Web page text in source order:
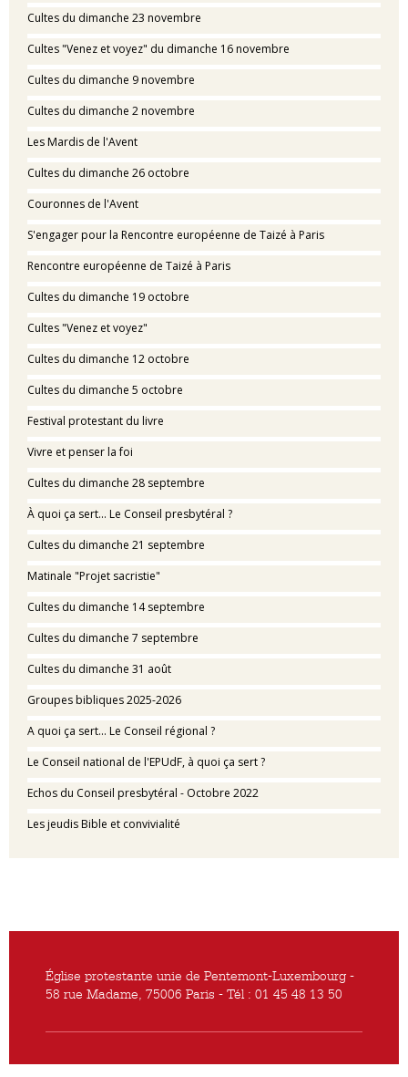
Cultes du dimanche 23 novembre
Cultes "Venez et voyez" du dimanche 16 novembre
Cultes du dimanche 9 novembre
Cultes du dimanche 2 novembre
Les Mardis de l'Avent
Cultes du dimanche 26 octobre
Couronnes de l'Avent
S'engager pour la Rencontre européenne de Taizé à Paris
Rencontre européenne de Taizé à Paris
Cultes du dimanche 19 octobre
Cultes "Venez et voyez"
Cultes du dimanche 12 octobre
Cultes du dimanche 5 octobre
Festival protestant du livre
Vivre et penser la foi
Cultes du dimanche 28 septembre
À quoi ça sert… Le Conseil presbytéral ?
Cultes du dimanche 21 septembre
Matinale "Projet sacristie"
Cultes du dimanche 14 septembre
Cultes du dimanche 7 septembre
Cultes du dimanche 31 août
Groupes bibliques 2025-2026
A quoi ça sert... Le Conseil régional ?
Le Conseil national de l'EPUdF, à quoi ça sert ?
Echos du Conseil presbytéral - Octobre 2022
Les jeudis Bible et convivialité
Église protestante unie de Pentemont-Luxembourg -
58 rue Madame, 75006 Paris - Tél : 01 45 48 13 50